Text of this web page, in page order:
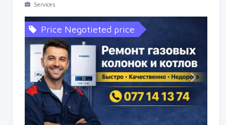
Services
Price Negotieted price